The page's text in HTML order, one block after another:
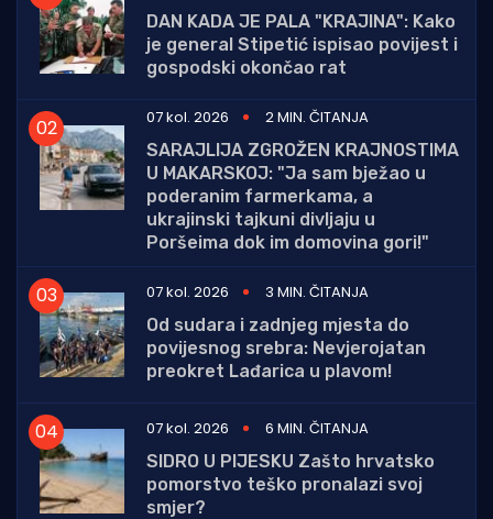
DAN KADA JE PALA "KRAJINA": Kako
je general Stipetić ispisao povijest i
gospodski okončao rat
07 kol. 2026
2 MIN. ČITANJA
SARAJLIJA ZGROŽEN KRAJNOSTIMA
U MAKARSKOJ: "Ja sam bježao u
poderanim farmerkama, a
ukrajinski tajkuni divljaju u
Poršeima dok im domovina gori!"
07 kol. 2026
3 MIN. ČITANJA
Od sudara i zadnjeg mjesta do
povijesnog srebra: Nevjerojatan
preokret Lađarica u plavom!
07 kol. 2026
6 MIN. ČITANJA
SIDRO U PIJESKU Zašto hrvatsko
pomorstvo teško pronalazi svoj
smjer?